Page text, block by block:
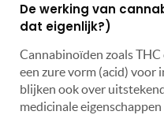
De werking van
dat eigenlijk?)
Cannabinoïden zoals
een zure vorm (acid) voor
blijken ook over
medicinale